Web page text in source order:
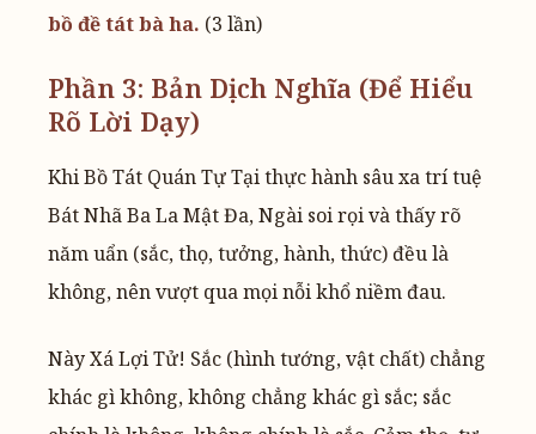
bồ đề tát bà ha. (3 lần)
Phần 3: Bản Dịch Nghĩa (Để Hiểu
Rõ Lời Dạy)
Khi Bồ Tát Quán Tự Tại thực hành sâu xa trí tuệ
Bát Nhã Ba La Mật Đa, Ngài soi rọi và thấy rõ
năm uẩn (sắc, thọ, tưởng, hành, thức) đều là
không, nên vượt qua mọi nỗi khổ niềm đau.
Này Xá Lợi Tử! Sắc (hình tướng, vật chất) chẳng
khác gì không, không chẳng khác gì sắc; sắc